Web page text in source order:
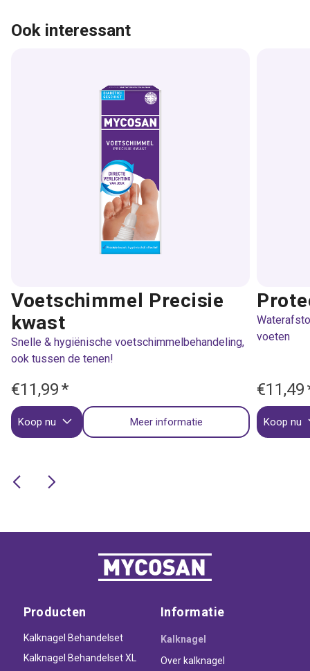
Ook interessant
Voetschimmel Precisie
kwast
Snelle & hygiënische voetschimmelbehandeling,
ook tussen de tenen!
€11,99*
Koop nu Meer informatie
voeten
€11,49
Koop nu
Producten
Kalknagel Behandelset
Kalknagel Behandelset XL
Informatie
Kalknagel
Over kalknagel